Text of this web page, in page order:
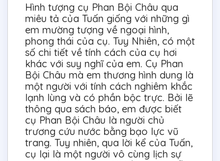
Hình tượng cụ Phan Bội Châu qua
miêu tả của Tuấn giống với những gì
em mường tượng về ngoại hình,
phong thái của cụ. Tuy Nhiên, có một
số chi tiết về tính cách của cụ hơi
khác với suy nghĩ của em. Cụ Phan
Bội Châu mà em thương hình dung là
một người với tính cách nghiêm khắc
lạnh lùng và có phần bộc trực. Bởi lẽ
thông qua sách báo, em được biết
cụ Phan Bội Châu là người chủ
trương cứu nước bằng bạo lực vũ
trang. Tuy nhiên, qua lời kể của Tuấn,
cụ lại là một người vô cùng lịch sự